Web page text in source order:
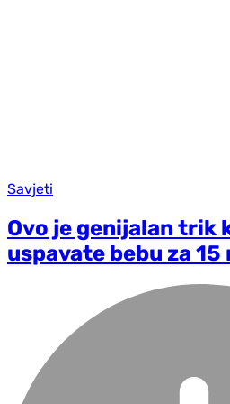
Savjeti
Ovo je genijalan trik
uspavate bebu za 15